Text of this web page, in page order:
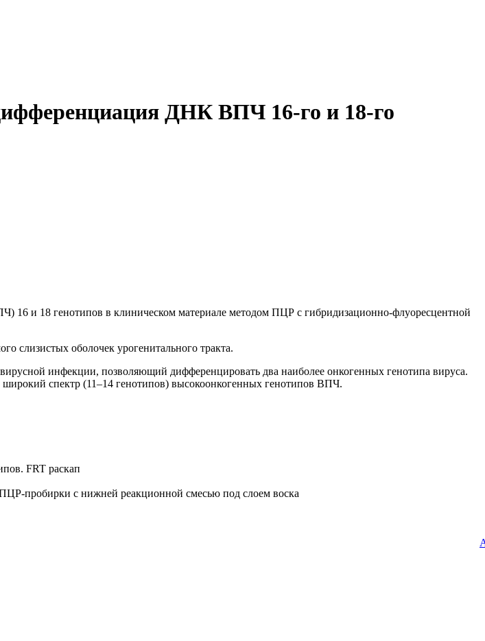
ДНК ВПЧ 16-го и 18-го
и 18 генотипов в клиническом материале методом ПЦР с гибридизационно-флуоресцентной
слизистых оболочек урогенитального тракта.
инфекции, позволяющий дифференцировать два наиболее онкогенных генотипа вируса.
спектр (11–14 генотипов) высокоонкогенных генотипов ВПЧ.
FRT раскап